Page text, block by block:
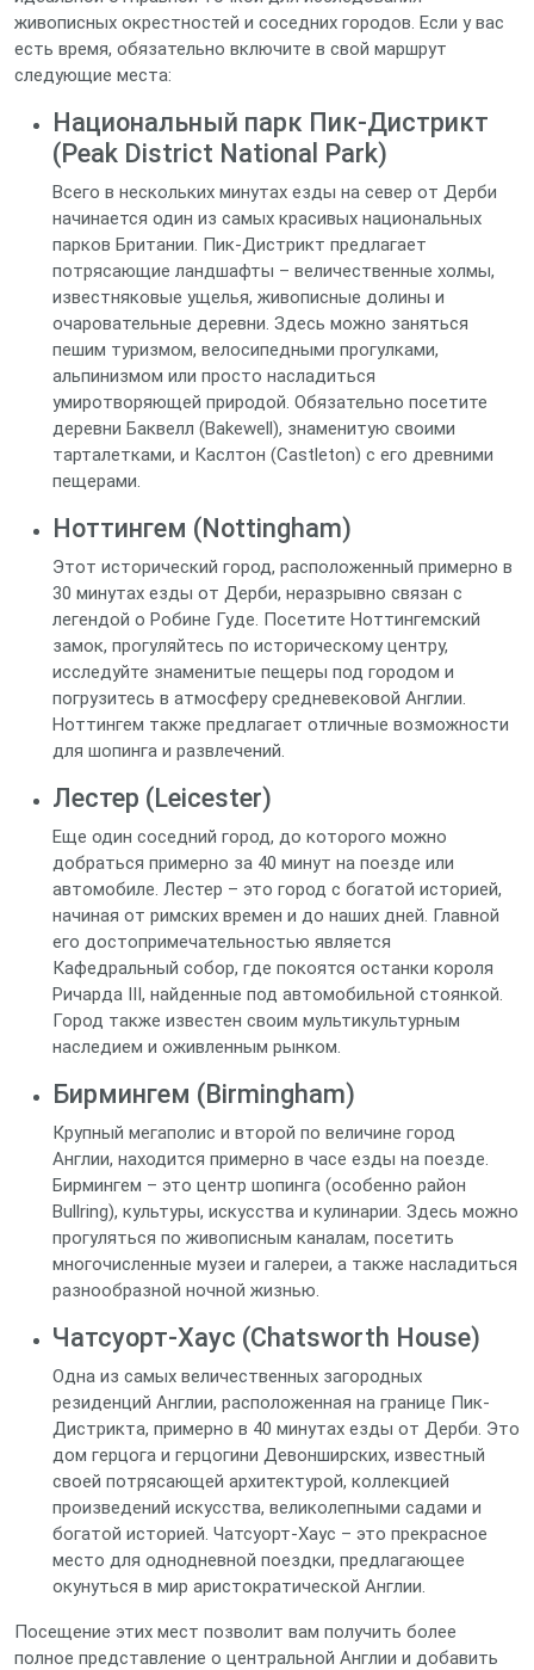
живописных окрестностей и соседних городов. Если у вас
есть время, обязательно включите в свой маршрут
следующие места:
Национальный парк Пик-Дистрикт
(Peak District National Park)
Всего в нескольких минутах езды на север от Дерби
начинается один из самых красивых национальных
парков Британии. Пик-Дистрикт предлагает
потрясающие ландшафты – величественные холмы,
известняковые ущелья, живописные долины и
очаровательные деревни. Здесь можно заняться
пешим туризмом, велосипедными прогулками,
альпинизмом или просто насладиться
умиротворяющей природой. Обязательно посетите
деревни Баквелл (Bakewell), знаменитую своими
тарталетками, и Каслтон (Castleton) с его древними
пещерами.
Ноттингем (Nottingham)
Этот исторический город, расположенный примерно в
30 минутах езды от Дерби, неразрывно связан с
легендой о Робине Гуде. Посетите Ноттингемский
замок, прогуляйтесь по историческому центру,
исследуйте знаменитые пещеры под городом и
погрузитесь в атмосферу средневековой Англии.
Ноттингем также предлагает отличные возможности
для шопинга и развлечений.
Лестер (Leicester)
Еще один соседний город, до которого можно
добраться примерно за 40 минут на поезде или
автомобиле. Лестер – это город с богатой историей,
начиная от римских времен и до наших дней. Главной
его достопримечательностью является
Кафедральный собор, где покоятся останки короля
Ричарда III, найденные под автомобильной стоянкой.
Город также известен своим мультикультурным
наследием и оживленным рынком.
Бирмингем (Birmingham)
Крупный мегаполис и второй по величине город
Англии, находится примерно в часе езды на поезде.
Бирмингем – это центр шопинга (особенно район
Bullring), культуры, искусства и кулинарии. Здесь можно
прогуляться по живописным каналам, посетить
многочисленные музеи и галереи, а также насладиться
разнообразной ночной жизнью.
Чатсуорт-Хаус (Chatsworth House)
Одна из самых величественных загородных
резиденций Англии, расположенная на границе Пик-
Дистрикта, примерно в 40 минутах езды от Дерби. Это
дом герцога и герцогини Девонширских, известный
своей потрясающей архитектурой, коллекцией
произведений искусства, великолепными садами и
богатой историей. Чатсуорт-Хаус – это прекрасное
место для однодневной поездки, предлагающее
окунуться в мир аристократической Англии.
Посещение этих мест позволит вам получить более
полное представление о центральной Англии и добавить